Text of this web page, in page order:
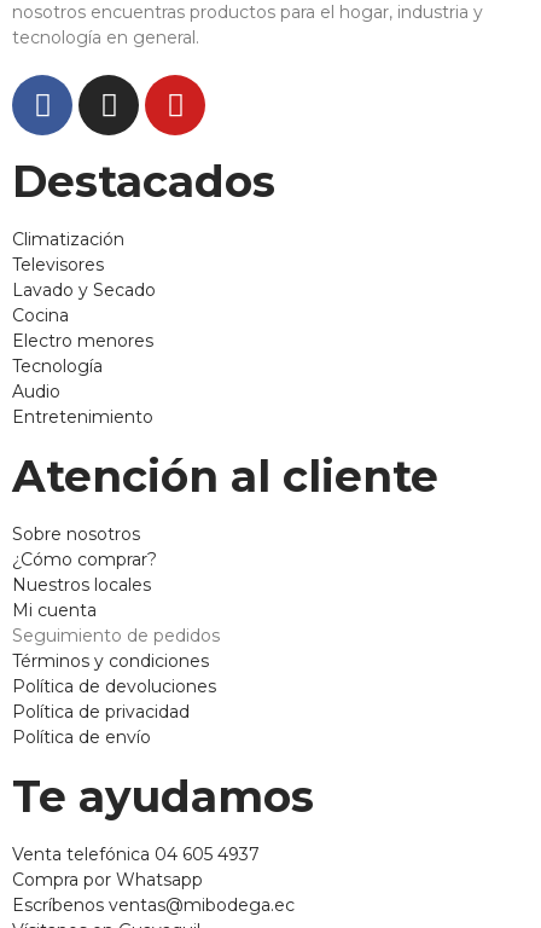
nosotros encuentras productos para el hogar, industria y
tecnología en general.
Destacados
Climatización
Televisores
Lavado y Secado
Cocina
Electro menores
Tecnología
Audio
Entretenimiento
Atención al cliente
Sobre nosotros
¿Cómo comprar?
Nuestros locales
Mi cuenta
Seguimiento de pedidos
Términos y condiciones
Política de devoluciones
Política de privacidad
Política de envío
Te ayudamos
Venta telefónica 04 605 4937
Compra por Whatsapp
Escríbenos ventas@mibodega.ec